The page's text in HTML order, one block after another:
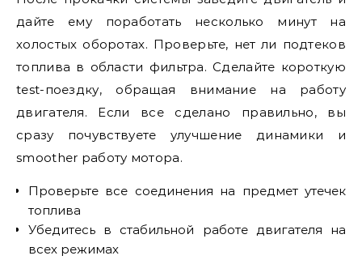
дайте ему поработать несколько минут на
холостых оборотах. Проверьте, нет ли подтеков
топлива в области фильтра. Сделайте короткую
test-поездку, обращая внимание на работу
двигателя. Если все сделано правильно, вы
сразу почувствуете улучшение динамики и
smoother работу мотора.
Проверьте все соединения на предмет утечек
топлива
Убедитесь в стабильной работе двигателя на
всех режимах